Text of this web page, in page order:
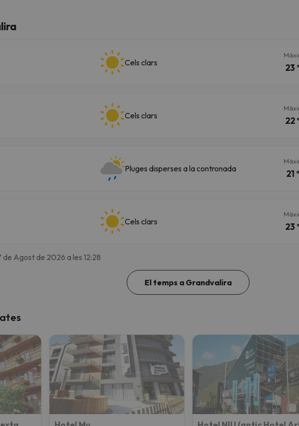
Cels clars
23
Cels clars
22
Pluges disperses a la contronada
21
Cels clars
23
Agost de 2026 a les 12:28
El temps a Grandvalira